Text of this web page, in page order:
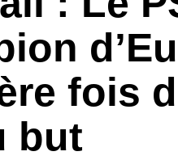
fois
but